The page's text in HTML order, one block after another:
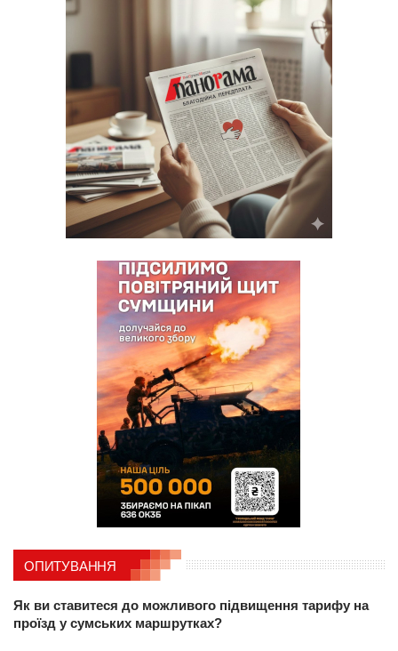
ОПИТУВАННЯ
Як ви ставитеся до можливого підвищення тарифу на
проїзд у сумських маршрутках?